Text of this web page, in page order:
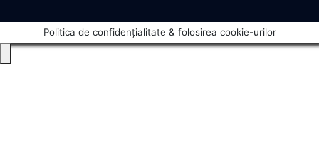
Politica de confidențialitate & folosirea cookie-urilor